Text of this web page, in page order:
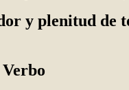
y plenitud de